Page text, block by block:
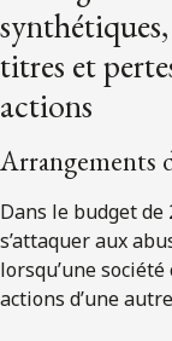
titres et
actions
Arrangements
Dans le budget
s’attaquer aux
lorsqu’une
actions d’une